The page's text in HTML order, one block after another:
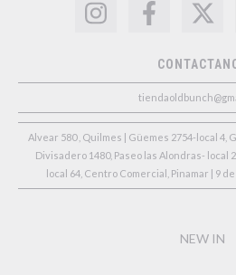
Alvear 580 , Quilmes | Güemes 2754-local 4,
Divisadero 1480, Paseo las Alondras- local
local 64, Centro Comercial, Pinamar | 9
NEW IN